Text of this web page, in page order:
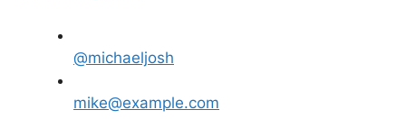
@michaeljosh
mike@example.com